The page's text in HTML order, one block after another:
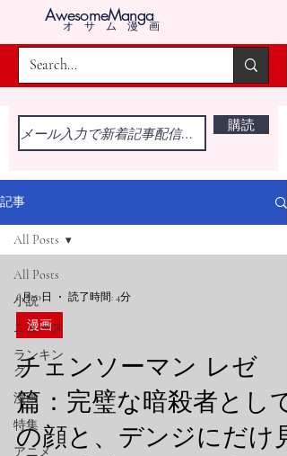
AwesomeManga
オサム漫画
購読
記事
All Posts
小説
ニュース
ランキン
グ
漫画
特集
アニメ
All Posts
6月10日 読了時間: 4分
漫画
チェンソーマン レゼ
篇：完璧な暗殺者として
の顔と、デンジにだけ見